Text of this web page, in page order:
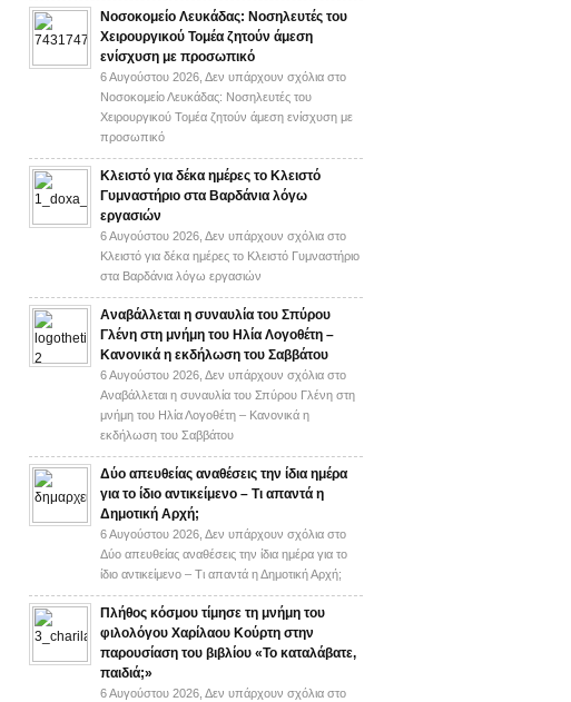
Νοσοκομείο Λευκάδας: Νοσηλευτές του
Χειρουργικού Τομέα ζητούν άμεση
ενίσχυση με προσωπικό
6 Αυγούστου 2026, Δεν υπάρχουν σχόλια στο
Νοσοκομείο Λευκάδας: Νοσηλευτές του
Χειρουργικού Τομέα ζητούν άμεση ενίσχυση με
προσωπικό
Κλειστό για δέκα ημέρες το Κλειστό
Γυμναστήριο στα Βαρδάνια λόγω
εργασιών
6 Αυγούστου 2026, Δεν υπάρχουν σχόλια στο
Κλειστό για δέκα ημέρες το Κλειστό Γυμναστήριο
στα Βαρδάνια λόγω εργασιών
Αναβάλλεται η συναυλία του Σπύρου
Γλένη στη μνήμη του Ηλία Λογοθέτη –
Κανονικά η εκδήλωση του Σαββάτου
6 Αυγούστου 2026, Δεν υπάρχουν σχόλια στο
Αναβάλλεται η συναυλία του Σπύρου Γλένη στη
μνήμη του Ηλία Λογοθέτη – Κανονικά η
εκδήλωση του Σαββάτου
Δύο απευθείας αναθέσεις την ίδια ημέρα
για το ίδιο αντικείμενο – Τι απαντά η
Δημοτική Αρχή;
6 Αυγούστου 2026, Δεν υπάρχουν σχόλια στο
Δύο απευθείας αναθέσεις την ίδια ημέρα για το
ίδιο αντικείμενο – Τι απαντά η Δημοτική Αρχή;
Πλήθος κόσμου τίμησε τη μνήμη του
φιλολόγου Χαρίλαου Κούρτη στην
παρουσίαση του βιβλίου «Το καταλάβατε,
παιδιά;»
6 Αυγούστου 2026, Δεν υπάρχουν σχόλια στο